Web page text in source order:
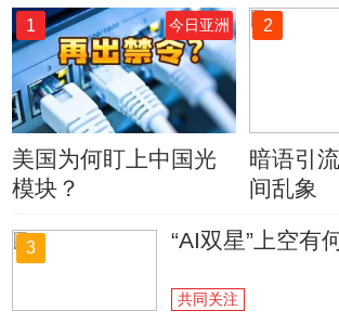
1 今日亚洲
美国为何盯上中国光
模块？
2
暗语引
间乱象
3 “AI双星”上空有
共同关注